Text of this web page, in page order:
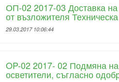
ОП-02 2017-03 Доставка
от възложителя
29.03.2017 10:06:44
OP-02 2017- 02 Подмяна
осветители, съгласно